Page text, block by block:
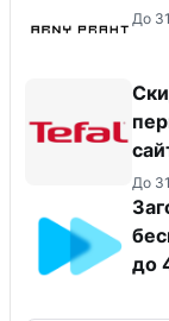
До
До
до